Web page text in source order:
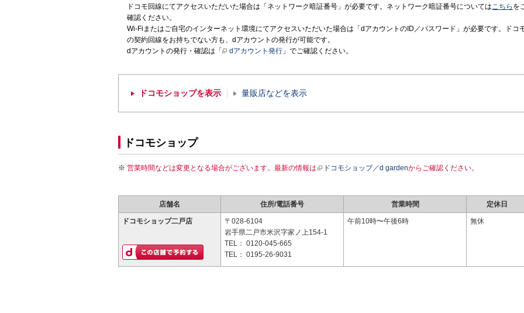
ドコモ回線にてアクセスいただいた場合は「ネットワーク暗証番号」が必要です。ネットワーク暗証番号についてはこちら を
確認ください。
Wi-Fiまたはご自宅のインターネット環境にてアクセスいただいた場合は「dアカウントのID／パスワード」が必要です。ドコ
の契約回線をお持ちでない方も、dアカウントの発行が可能です。
dアカウントの発行・確認は「
dアカウント発行 」でご確認ください。
ドコモショップを表示 量販店などを表示
ドコモショップ
営業時間などは変更となる場合がございます。最新の情報は ドコモショップ／d gardenからご確認ください。
店舗名 住所/電話番号 営業時間 定休日
ドコモショップ二戸店
〒028-6104
岩手県二戸市米沢字家ノ上154-1
TEL： 0120-045-665
TEL： 0195-26-9031
午前10時〜午後6時 無休